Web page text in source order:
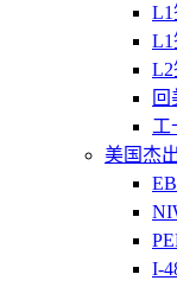
L1
L1
L2
回
工
美国杰
I-